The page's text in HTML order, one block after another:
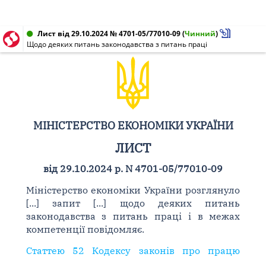
Лист від 29.10.2024 № 4701-05/77010-09(Чинний)
Щодо деяких питань законодавства з питань праці
МІНІСТЕРСТВО ЕКОНОМІКИ УКРАЇНИ
ЛИСТ
від 29.10.2024 р. N 4701-05/77010-09
Міністерство економіки України розглянуло
[...] запит [...] щодо деяких питань
законодавства з питань праці і в межах
компетенції повідомляє.
Статтею 52 Кодексу законів про працю